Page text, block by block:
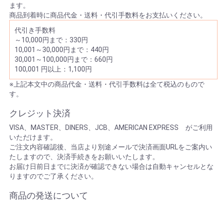
ます。
商品到着時に商品代金・送料・代引手数料をお支払いください。
代引き手数料
～10,000円まで：330円
10,001～30,000円まで：440円
30,001～100,000円まで：660円
100,001 円以上：1,100円
※上記本文中の商品代金・送料・代引手数料は全て税込のもので
す。
クレジット決済
VISA、MASTER、DINERS、JCB、AMERICAN EXPRESS がご利用
いただけます。
ご注文内容確認後、当店より別途メールで決済画面URLをご案内い
たしますので、決済手続きをお願いいたします。
お届け日前日までに決済が確認できない場合は自動キャンセルとな
りますのでご了承ください。
商品の発送について